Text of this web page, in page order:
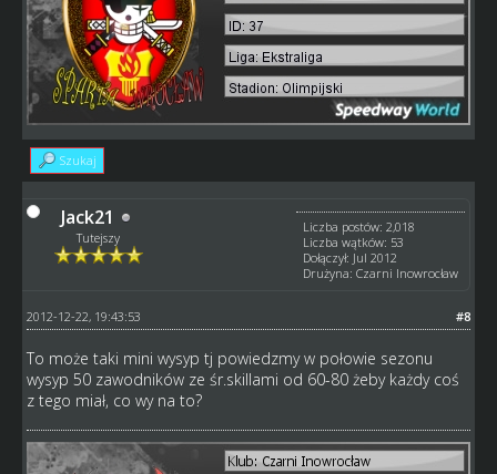
Szukaj
Jack21
Tutejszy
Liczba postów: 2,018
Liczba wątków: 53
Dołączył: Jul 2012
Drużyna: Czarni Inowrocław
#8
2012-12-22, 19:43:53
To może taki mini wysyp tj powiedzmy w połowie sezonu
wysyp 50 zawodników ze śr.skillami od 60-80 żeby każdy coś
z tego miał, co wy na to?